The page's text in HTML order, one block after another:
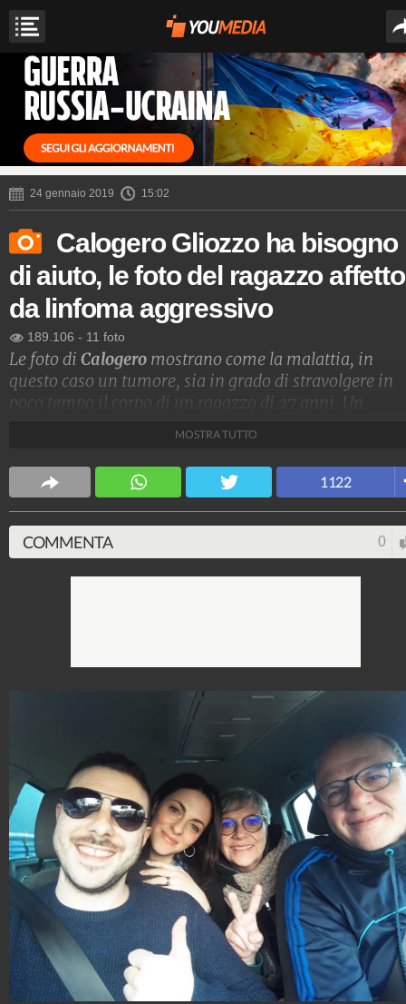
24 gennaio 2019 15:02
Calogero Gliozzo ha bisogno
di aiuto, le foto del ragazzo affetto
da linfoma aggressivo
189.106 - 11 foto
Le foto di Calogero mostrano come la malattia, in
questo caso un tumore, sia in grado di stravolgere in
poco tempo il corpo di un ragazzo di 27 anni. Un
partenza perTel Aviv, in Israele.
72.045.475-703 video-259 foto
MOSTRA TUTTO
1122
COMMENTA 0